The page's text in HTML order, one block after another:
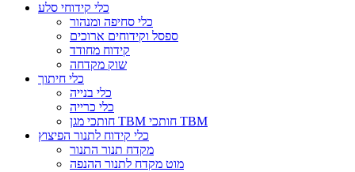
כלי קידוחי סלע
כלי סחיפה ומנהור
ספסל וקידוחים ארוכים
קידוח מחודד
שוק מקדחה
כלי חיתוך
כלי בנייה
כלי כרייה
חותכי מגן TBM חותכי TBM
כלי קידוח לתנור הפיצוץ
מקדח תנור התנור
מוט מקדח לתנור ההנפה